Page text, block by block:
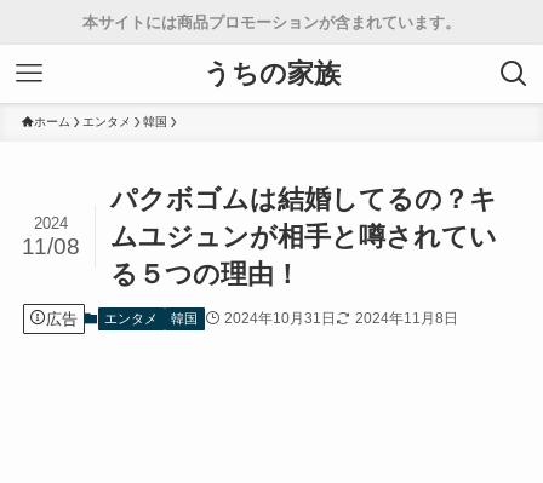
本サイトには商品プロモーションが含まれています。
うちの家族
ホーム エンタメ 韓国
パクボゴムは結婚してるの？キ
ムユジュンが相手と噂されてい
る５つの理由！
2024
11/08
広告 エンタメ 韓国 2024年10月31日 2024年11月8日